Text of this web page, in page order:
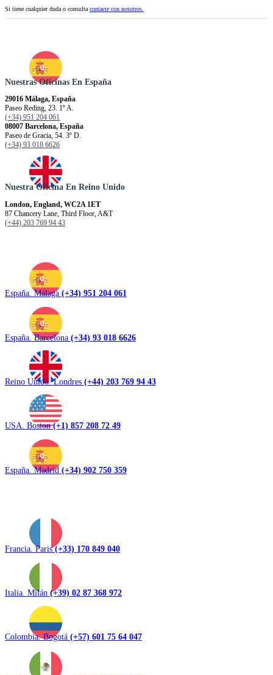
Si tiene cualquier duda o consulta contacte con nosotros.
Nuestras Oficinas En España
29016 Málaga, España
Paseo Reding, 23. 1º A.
(+34) 951 204 061
08007 Barcelona, España
Paseo de Gracia, 54. 3º D.
(+34) 93 018 6626
Nuestra Oficina En Reino Unido
London, England, WC2A 1ET
87 Chancery Lane, Third Floor, A&T
(+44) 203 769 94 43
España. Málaga (+34) 951 204 061
España. Barcelona (+34) 93 018 6626
Reino Unido. Londres (+44) 203 769 94 43
USA. Boston(+1) 857 208 72 49
España. Madrid (+34) 902 750 359
Francia. Paris(+33) 170 849 040
Italia. Milán (+39) 02 87 368 972
Colombia. Bogotá (+57) 601 75 64 047